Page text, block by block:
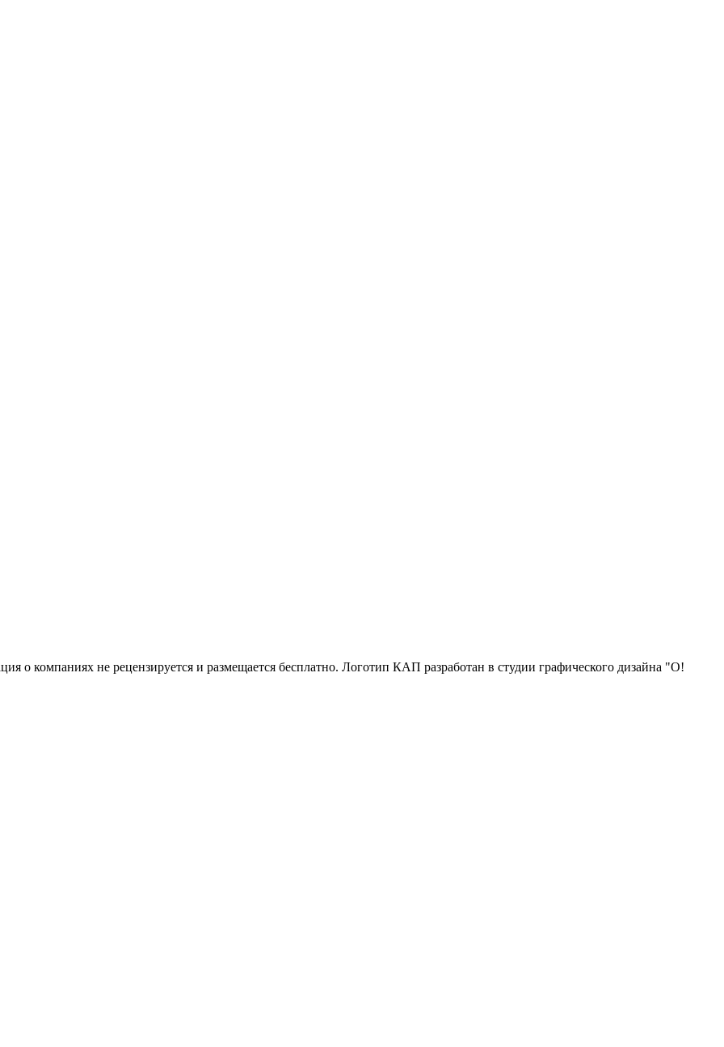
компаниях не рецензируется и размещается бесплатно. Логотип КАП разработан в студии графического дизайна "О!